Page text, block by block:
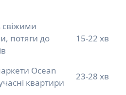
свіжими
потяги до
15-22 хв
Ocean
квартири
23-28 хв